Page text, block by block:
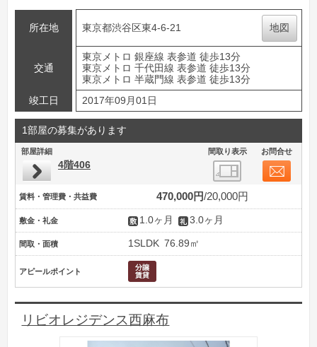
所在地 東京都渋谷区東4-6-21 地図
交通
東京メトロ 銀座線 表参道 徒歩13分
東京メトロ 千代田線 表参道 徒歩13分
東京メトロ 半蔵門線 表参道 徒歩13分
竣工日
2017年09月01日
1部屋の募集があります
部屋詳細 間取り表示 お問合せ
4階406
賃料・管理費・共益費 470,000円 20,000円
敷金・礼金 1.0ヶ月 3.0ヶ月
間取・面積 1SLDK 76.89㎡
アピールポイント
リビオレジデンス西麻布